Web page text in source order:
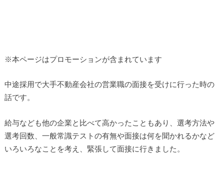
※本ページはプロモーションが含まれています
中途採用で大手不動産会社の営業職の面接を受けに行った時の
話です。
給与なども他の企業と比べて高かったこともあり、選考方法や
選考回数、一般常識テストの有無や面接は何を聞かれるかなど
いろいろなことを考え、緊張して面接に行きました。